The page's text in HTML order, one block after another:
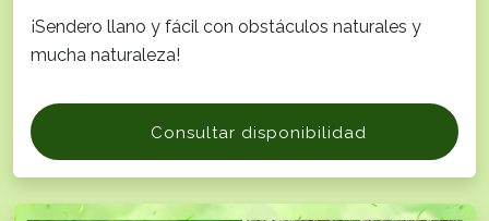
¡Sendero llano y fácil con obstáculos naturales y
mucha naturaleza!
Consultar disponibilidad